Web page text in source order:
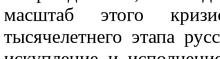
масштаб этого
тысячелетнего этапа